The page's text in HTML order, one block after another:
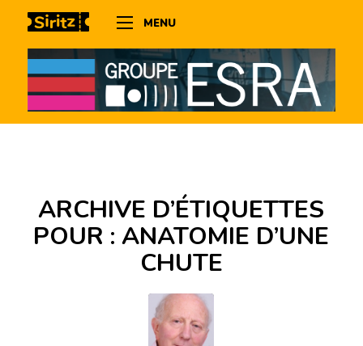
MENU
ARCHIVE D’ÉTIQUETTES
POUR :ANATOMIE D’UNE
CHUTE